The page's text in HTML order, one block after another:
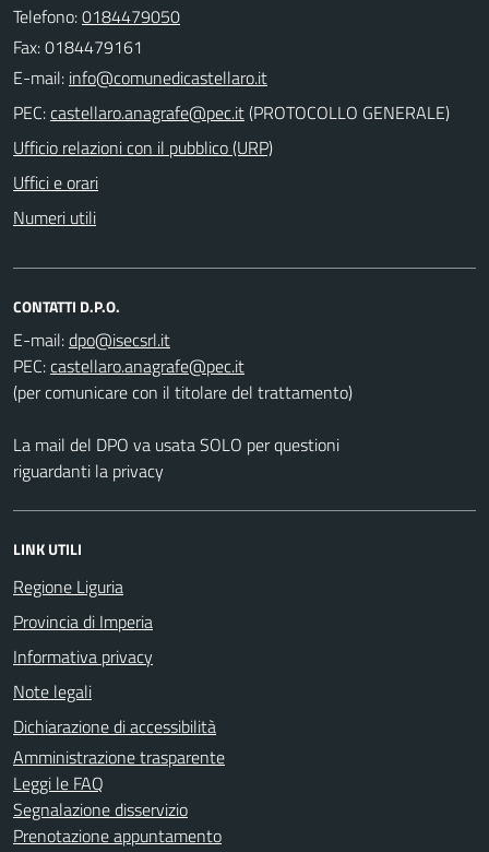
Telefono:0184479050
Fax: 0184479161
E-mail:
PEC:
(PROTOCOLLO GENERALE)
Ufficio relazioni con il pubblico (URP)
Uffici e orari
Numeri utili
CONTATTI D.P.O.
E-mail:
PEC:
(per comunicare con il titolare del trattamento)
La mail del DPO va usata SOLO per questioni
riguardanti la privacy
LINK UTILI
Regione Liguria
Provincia di Imperia
Informativa privacy
Note legali
Dichiarazione di accessibilità
Amministrazione trasparente
Leggi le FAQ
Segnalazione disservizio
Prenotazione appuntamento